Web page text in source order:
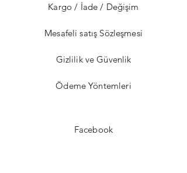
Kargo / İade / Değişim
Mesafeli satış Sözleşmesi
Gizlilik ve Güvenlik
Ödeme Yöntemleri
Facebook